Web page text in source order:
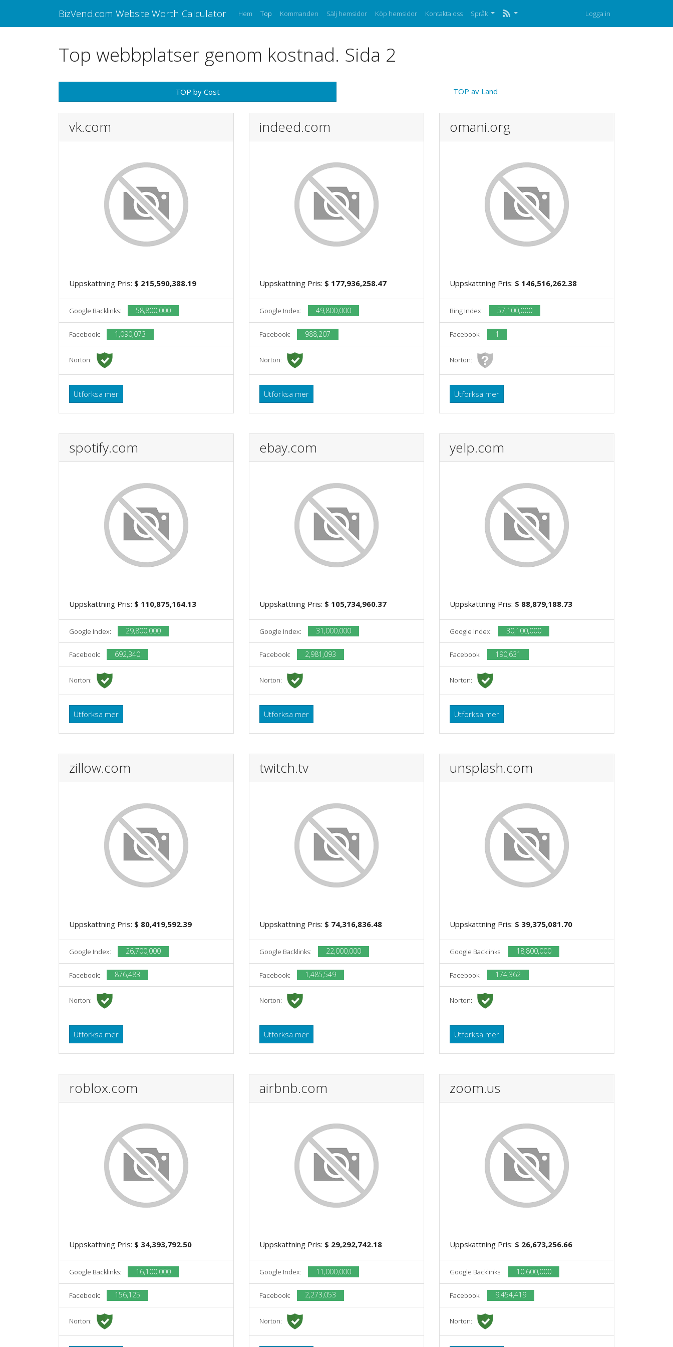
BizVend.com Website Worth Calculator Hem Top Kommanden Sälj hemsidor Köp hemsidor Kontakta oss Språk Logga in
Top webbplatser genom kostnad. Sida 2
TOP by Cost TOP av Land
vk.com
Uppskattning Pris: $ 215,590,388.19
Google Backlinks: 58,800,000
Facebook: 1,090,073
Norton:
Utforksa mer
indeed.com
Uppskattning Pris: $ 177,936,258.47
Google Index: 49,800,000
Facebook: 988,207
Norton:
Utforksa mer
omani.org
Uppskattning Pris: $ 146,516,262.38
Bing Index: 57,100,000
Facebook: 1
Norton:
Utforksa mer
spotify.com
Uppskattning Pris: $ 110,875,164.13
Google Index: 29,800,000
Facebook: 692,340
Norton:
Utforksa mer
ebay.com
Uppskattning Pris: $ 105,734,960.37
Google Index: 31,000,000
Facebook: 2,981,093
Norton:
Utforksa mer
yelp.com
Uppskattning Pris: $ 88,879,188.73
Google Index: 30,100,000
Facebook: 190,631
Norton:
Utforksa mer
zillow.com
Uppskattning Pris: $ 80,419,592.39
Google Index: 26,700,000
Facebook: 876,483
Norton:
Utforksa mer
twitch.tv
Uppskattning Pris: $ 74,316,836.48
Google Backlinks: 22,000,000
Facebook: 1,485,549
Norton:
Utforksa mer
unsplash.com
Uppskattning Pris: $ 39,375,081.70
Google Backlinks: 18,800,000
Facebook: 174,362
Norton:
Utforksa mer
roblox.com
Uppskattning Pris: $ 34,393,792.50
Google Backlinks: 16,100,000
Facebook: 156,125
Norton:
airbnb.com
Uppskattning Pris: $ 29,292,742.18
Google Index: 11,000,000
Facebook: 2,273,053
Norton:
zoom.us
Uppskattning Pris: $ 26,673,256.66
Google Backlinks: 10,600,000
Facebook: 9,454,419
Norton: